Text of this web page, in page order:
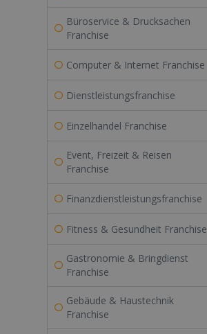
Büroservice & Drucksachen
Franchise
Computer & Internet Franchise
Dienstleistungsfranchise
Einzelhandel Franchise
Event, Freizeit & Reisen
Franchise
Finanzdienstleistungsfranchise
Fitness & Gesundheit Franchise
Gastronomie & Bringdienst
Franchise
Gebäude & Haustechnik
Franchise